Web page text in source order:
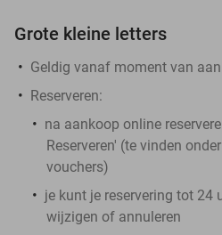
Grote kleine letters
Geldig vanaf moment van
Reserveren:
na aankoop online
Reserveren' (te vinden
vouchers)
je kunt je reservering tot 24
wijzigen of annuleren